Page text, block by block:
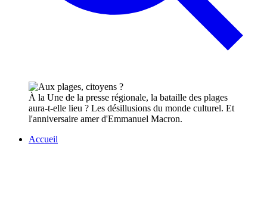
À la Une de la presse régionale, la bataille des plages
aura-t-elle lieu ? Les désillusions du monde culturel. Et
l'anniversaire amer d'Emmanuel Macron.
Accueil